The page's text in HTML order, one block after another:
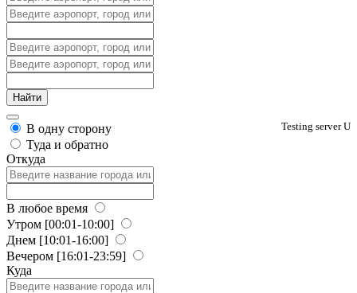
Testing server U
В одну сторону
Туда и обратно
Откуда
В любое время
Утром [00:01-10:00]
Днем [10:01-16:00]
Вечером [16:01-23:59]
Куда